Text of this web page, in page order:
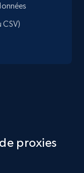
CSV)
proxies